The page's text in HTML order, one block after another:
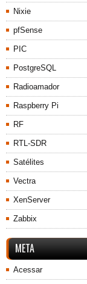
Nixie
pfSense
PIC
PostgreSQL
Radioamador
Raspberry Pi
RF
RTL-SDR
Satélites
Vectra
XenServer
Zabbix
META
Acessar